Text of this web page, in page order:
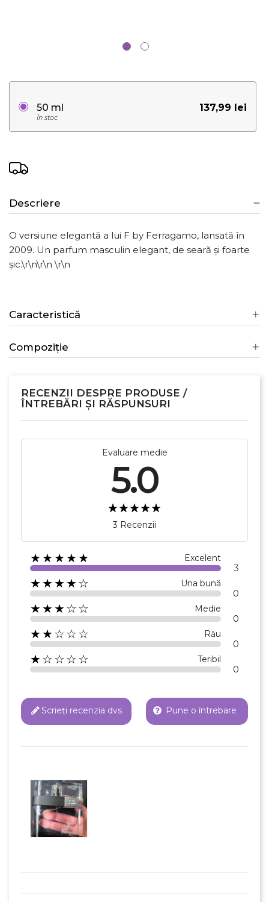
137,99 lei
50 ml
În stoc
Descriere
O versiune elegantă a lui F by Ferragamo, lansată în
2009. Un parfum masculin elegant, de seară și foarte
șic.\r\n\r\n \r\n
Caracteristică
Compoziție
RECENZII DESPRE PRODUSE /
ÎNTREBĂRI ȘI RĂSPUNSURI
Evaluare medie
5.0
3 Recenzii
★★★★★ Excelent
3
★★★★☆ Una bună
0
★★★☆☆ Medie
0
★★☆☆☆ Rău
0
★☆☆☆☆ Teribil
0
Scrieți recenzia dvs Pune o întrebare